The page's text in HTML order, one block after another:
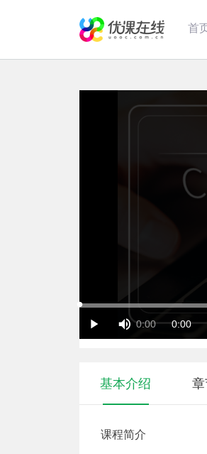
首
Loaded:
Progress:
Play
Duration
0:00 Current
0:00
基本介绍
课程简介